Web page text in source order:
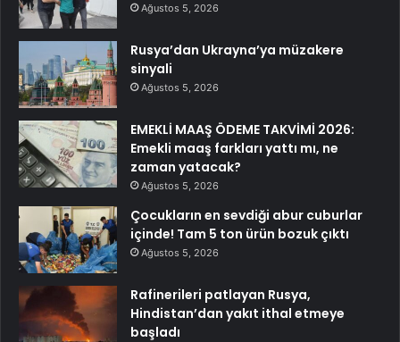
Ağustos 5, 2026
Rusya’dan Ukrayna’ya müzakere
sinyali
Ağustos 5, 2026
EMEKLİ MAAŞ ÖDEME TAKVİMİ 2026:
Emekli maaş farkları yattı mı, ne
zaman yatacak?
Ağustos 5, 2026
Çocukların en sevdiği abur cuburlar
içinde! Tam 5 ton ürün bozuk çıktı
Ağustos 5, 2026
Rafinerileri patlayan Rusya,
Hindistan’dan yakıt ithal etmeye
başladı